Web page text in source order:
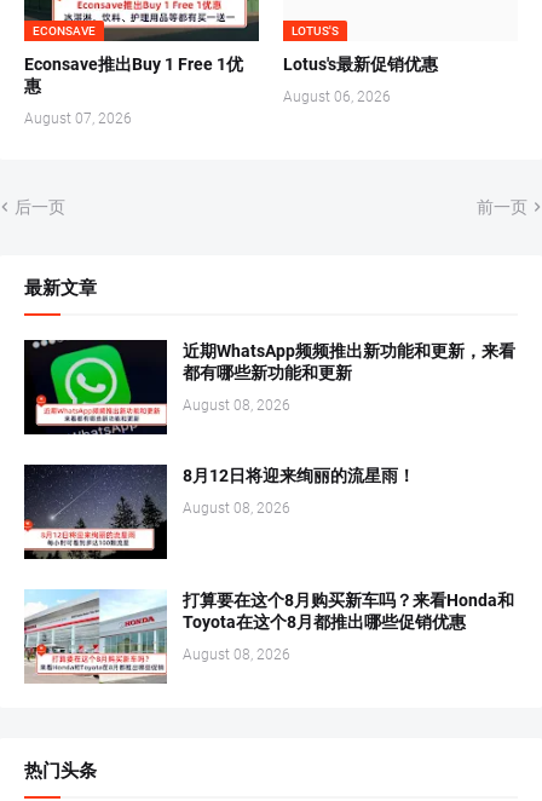
ECONSAVE
Econsave推出Buy 1 Free 1优
惠
August 07, 2026
LOTUS'S
Lotus's最新促销优惠
August 06, 2026
后一页 前一页
最新文章
近期WhatsApp频频推出新功能和更新，来看
都有哪些新功能和更新
August 08, 2026
8月12日将迎来绚丽的流星雨！
August 08, 2026
打算要在这个8月购买新车吗？来看Honda和
Toyota在这个8月都推出哪些促销优惠
August 08, 2026
热门头条